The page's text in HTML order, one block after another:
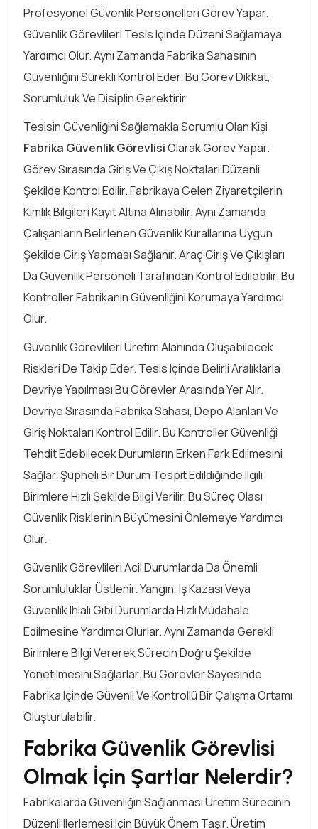
Profesyonel Güvenlik Personelleri Görev Yapar.
Güvenlik Görevlileri Tesis Içinde Düzeni Sağlamaya
Yardımcı Olur. Aynı Zamanda Fabrika Sahasının
Güvenliğini Sürekli Kontrol Eder. Bu Görev Dikkat,
Sorumluluk Ve Disiplin Gerektirir.
Tesisin Güvenliğini Sağlamakla Sorumlu Olan Kişi
Fabrika Güvenlik GörevlisiOlarak Görev Yapar.
Görev Sırasında Giriş Ve Çıkış Noktaları Düzenli
Şekilde Kontrol Edilir. Fabrikaya Gelen Ziyaretçilerin
Kimlik Bilgileri Kayıt Altına Alınabilir. Aynı Zamanda
Çalışanların Belirlenen Güvenlik Kurallarına Uygun
Şekilde Giriş Yapması Sağlanır. Araç Giriş Ve Çıkışları
Da Güvenlik Personeli Tarafından Kontrol Edilebilir. Bu
Kontroller Fabrikanın Güvenliğini Korumaya Yardımcı
Olur.
Güvenlik Görevlileri Üretim Alanında Oluşabilecek
Riskleri De Takip Eder. Tesis Içinde Belirli Aralıklarla
Devriye Yapılması Bu Görevler Arasında Yer Alır.
Devriye Sırasında Fabrika Sahası, Depo Alanları Ve
Giriş Noktaları Kontrol Edilir. Bu Kontroller Güvenliği
Tehdit Edebilecek Durumların Erken Fark Edilmesini
Sağlar. Şüpheli Bir Durum Tespit Edildiğinde Ilgili
Birimlere Hızlı Şekilde Bilgi Verilir. Bu Süreç Olası
Güvenlik Risklerinin Büyümesini Önlemeye Yardımcı
Olur.
Güvenlik Görevlileri Acil Durumlarda Da Önemli
Sorumluluklar Üstlenir. Yangın, Iş Kazası Veya
Güvenlik Ihlali Gibi Durumlarda Hızlı Müdahale
Edilmesine Yardımcı Olurlar. Aynı Zamanda Gerekli
Birimlere Bilgi Vererek Sürecin Doğru Şekilde
Yönetilmesini Sağlarlar. Bu Görevler Sayesinde
Fabrika Içinde Güvenli Ve Kontrollü Bir Çalışma Ortamı
Oluşturulabilir.
Fabrika Güvenlik Görevlisi
Olmak İçin Şartlar Nelerdir?
Fabrikalarda Güvenliğin Sağlanması Üretim Sürecinin
Düzenli Ilerlemesi Için Büyük Önem Taşır. Üretim